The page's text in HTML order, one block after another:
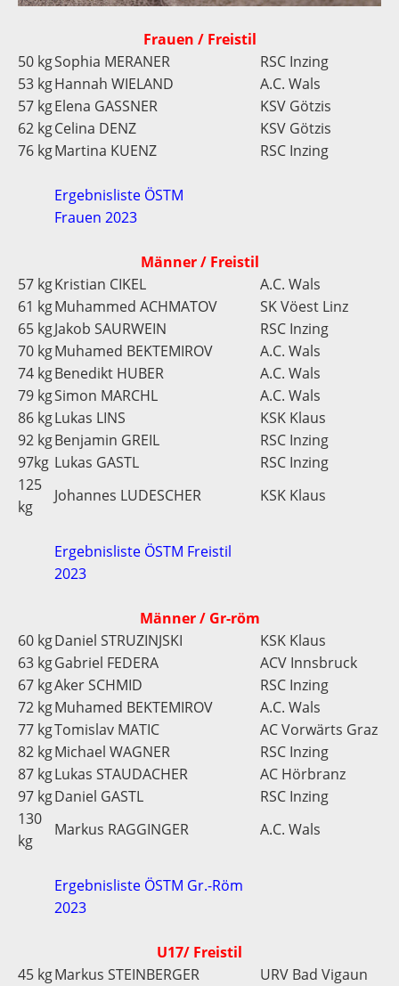
Frauen / Freistil
50 kgSophia MERANER
RSC Inzing
53 kgHannah WIELAND
A.C. Wals
57 kgElena GASSNER
KSV Götzis
62 kgCelina DENZ
KSV Götzis
76 kgMartina KUENZ RSC Inzing
Ergebnisliste ÖSTM
Frauen 2023
Männer / Freistil
57 kgKristian CIKEL
A.C. Wals
61 kgMuhammed ACHMATOV
SK Vöest Linz
65 kgJakob SAURWEIN
RSC Inzing
70 kgMuhamed BEKTEMIROV
A.C. Wals
74 kgBenedikt HUBER
A.C. Wals
79 kgSimon MARCHL
A.C. Wals
86 kgLukas LINS
KSK Klaus
92 kgBenjamin GREIL
RSC Inzing
97kg Lukas GASTL
RSC Inzing
125
kg
Johannes LUDESCHER KSK Klaus
Ergebnisliste ÖSTM Freistil
2023
Männer / Gr-röm
60 kgDaniel STRUZINJSKI
KSK Klaus
63 kgGabriel FEDERA
ACV Innsbruck
67 kgAker SCHMID
RSC Inzing
72 kgMuhamed BEKTEMIROV
A.C. Wals
77 kgTomislav MATIC
AC Vorwärts Graz
82 kgMichael WAGNER
RSC Inzing
87 kgLukas STAUDACHER
AC Hörbranz
97 kgDaniel GASTL
RSC Inzing
130
kg
Markus RAGGINGER A.C. Wals
Ergebnisliste ÖSTM Gr.-Röm
2023
U17/ Freistil
45 kgMarkus STEINBERGER
URV Bad Vigaun